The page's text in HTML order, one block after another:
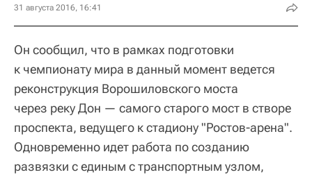
31 августа 2016, 16:41
Он сообщил, что в рамках подготовки
к чемпионату мира в данный момент ведется
реконструкция Ворошиловского моста
через реку Дон — самого старого мост в створе
проспекта, ведущего к стадиону "Ростов-арена".
Одновременно идет работа по созданию
развязки с единым с транспортным узлом,